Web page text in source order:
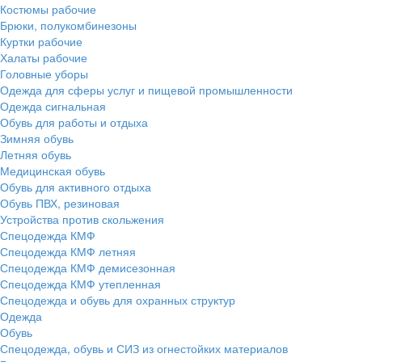
Костюмы рабочие
Брюки, полукомбинезоны
Куртки рабочие
Халаты рабочие
Головные уборы
Одежда для сферы услуг и пищевой промышленности
Одежда сигнальная
Обувь для работы и отдыха
Зимняя обувь
Летняя обувь
Медицинская обувь
Обувь для активного отдыха
Обувь ПВХ, резиновая
Устройства против скольжения
Спецодежда КМФ
Спецодежда КМФ летняя
Спецодежда КМФ демисезонная
Спецодежда КМФ утепленная
Спецодежда и обувь для охранных структур
Одежда
Обувь
Спецодежда, обувь и СИЗ из огнестойких материалов